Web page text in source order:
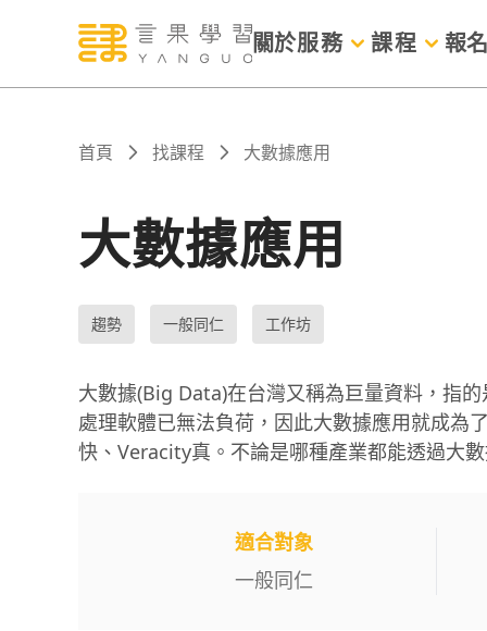
關於服務 課程 報
首頁 找課程 大數據應用
大數據應用
趨勢 一般同仁 工作坊
大數據(Big Data)在台灣又稱為巨量資料，指
處理軟體已無法負荷，因此大數據應用就成
快、Veracity真。不論是哪種產業都能透過大
適合對象
一般同仁